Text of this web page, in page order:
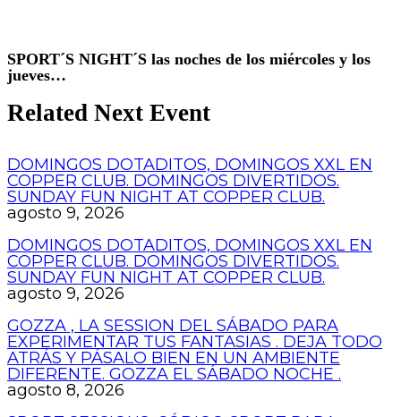
SPORT´S NIGHT´S las noches de los miércoles y los
jueves…
Related Next Event
DOMINGOS DOTADITOS, DOMINGOS XXL EN
COPPER CLUB. DOMINGOS DIVERTIDOS.
SUNDAY FUN NIGHT AT COPPER CLUB.
agosto 9, 2026
DOMINGOS DOTADITOS, DOMINGOS XXL EN
COPPER CLUB. DOMINGOS DIVERTIDOS.
SUNDAY FUN NIGHT AT COPPER CLUB.
agosto 9, 2026
GOZZA , LA SESSION DEL SÁBADO PARA
EXPERIMENTAR TUS FANTASIAS . DEJA TODO
ATRÁS Y PÁSALO BIEN EN UN AMBIENTE
DIFERENTE. GOZZA EL SÁBADO NOCHE .
agosto 8, 2026